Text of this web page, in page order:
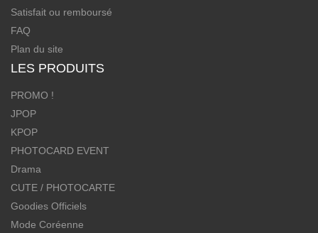
Satisfait ou remboursé
FAQ
Plan du site
LES PRODUITS
PROMO !
JPOP
KPOP
PHOTOCARD EVENT
Drama
CUTE / PHOTOCARTE
Goodies Officiels
Mode Coréenne